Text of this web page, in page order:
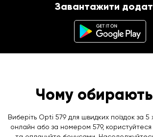
Завантажити
Чому
Виберіть Opti 579 для швидких поїздок за
онлайн або за номером 579, користуйтеся